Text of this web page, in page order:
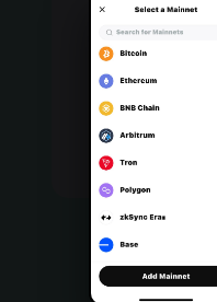
Português (Portugal)
Bahasa Indonesia
Português (Brasil)
Español (Argentina)